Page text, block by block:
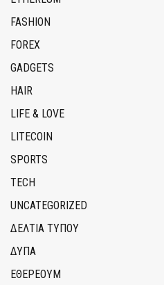
FASHION
FOREX
GADGETS
HAIR
LIFE & LOVE
LITECOIN
SPORTS
TECH
UNCATEGORIZED
ΔΕΛΤΙΑ ΤΥΠΟΥ
ΔΥΠΑ
ΕΘΈΡΕΟΥΜ